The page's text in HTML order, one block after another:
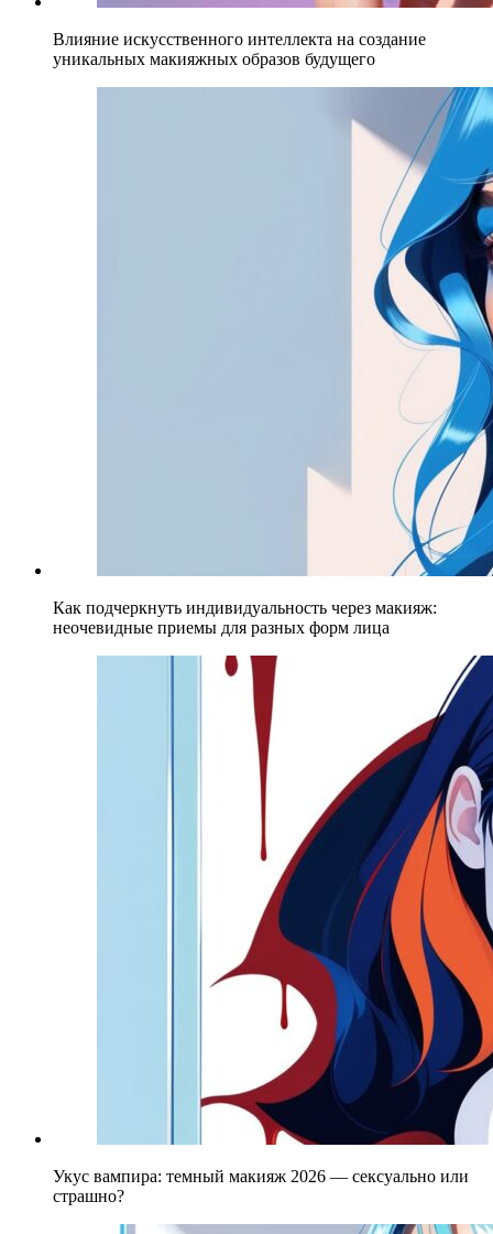
Влияние искусственного интеллекта на создание
уникальных макияжных образов будущего
Как подчеркнуть индивидуальность через макияж:
неочевидные приемы для разных форм лица
Укус вампира: темный макияж 2026 — сексуально или
страшно?